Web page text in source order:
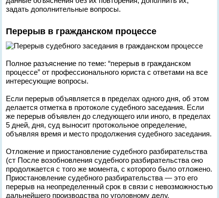
задать дополнительные вопросы.
Перерыв в гражданском процессе
Полное разъяснение по теме: “перерыв в гражданском
процессе” от профессионального юриста с ответами на все
интересующие вопросы.
Если перерыв объявляется в пределах одного дня, об этом
делается отметка в протоколе судебного заседания. Если
же перерыв объявлен до следующего или иного, в пределах
5 дней, дня, суд выносит протокольное определение,
объявляя время и место продолжения судебного заседания.
Отложение и приостановление судебного разбирательства
(ст После возобновления судебного разбирательства оно
продолжается с того же момента, с которого было отложено.
Приостановление судебного разбирательства — это его
перерыв на неопределенный срок в связи с невозможностью
дальнейшего производства по уголовному делу.